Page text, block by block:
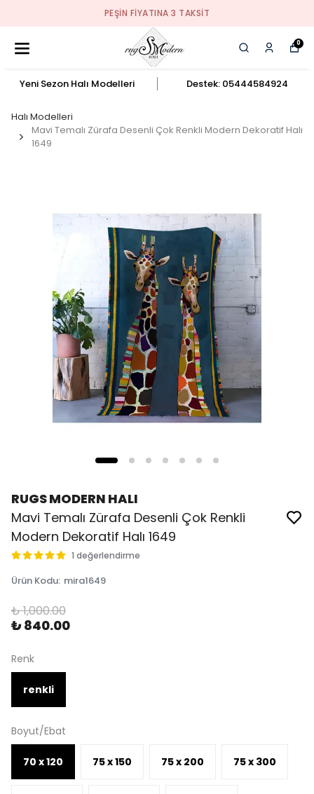
PEŞIN FIYATINA 3 TAKSIT
0
Yeni Sezon Halı Modelleri Destek: 05444584924
Halı Modelleri
Mavi Temalı Zürafa Desenli Çok Renkli Modern Dekoratif Halı
1649
RUGS MODERN HALI
Mavi Temalı Zürafa Desenli Çok Renkli
Modern Dekoratif Halı 1649
1 değerlendirme
Ürün Kodu: mira1649
₺ 1,000.00
₺ 840.00
Renk
renkli
Boyut/Ebat
70 x 120 75 x 150 75 x 200 75 x 300